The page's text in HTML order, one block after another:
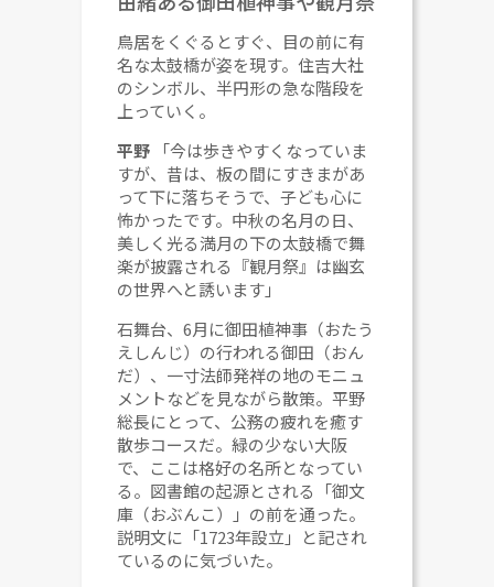
鳥居をくぐるとすぐ、目の前に有
名な太鼓橋が姿を現す。住吉大社
のシンボル、半円形の急な階段を
上っていく。
平野
「今は歩きやすくなっていま
すが、昔は、板の間にすきまがあ
って下に落ちそうで、子ども心に
怖かったです。中秋の名月の日、
美しく光る満月の下の太鼓橋で舞
楽が披露される『観月祭』は幽玄
の世界へと誘います」
石舞台、6月に御田植神事（おたう
えしんじ）の行われる御田（おん
だ）、一寸法師発祥の地のモニュ
メントなどを見ながら散策。平野
総長にとって、公務の疲れを癒す
散歩コースだ。緑の少ない大阪
で、ここは格好の名所となってい
る。図書館の起源とされる「御文
庫（おぶんこ）」の前を通った。
説明文に「1723年設立」と記され
ているのに気づいた。